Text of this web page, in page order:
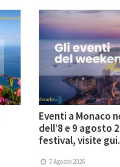
Eventi a Monaco
dell’8 e 9 agosto
festival, visite
7 Agosto 2026